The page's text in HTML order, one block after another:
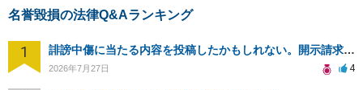
名誉毀損の法律Q&Aランキング
1 誹謗中傷に当たる内容を投稿したかもしれない。開示請求や民事刑事裁判に発展しうるのか教えて欲しい。
2026年7月27日 4